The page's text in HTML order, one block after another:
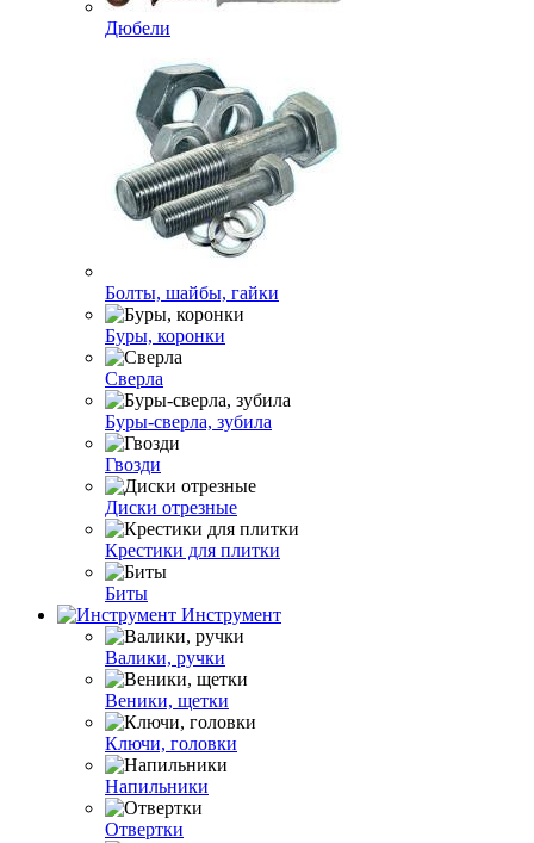
Дюбели
Болты, шайбы, гайки
Буры, коронки
Сверла
Буры-сверла, зубила
Гвозди
Диски отрезные
Крестики для плитки
Биты
Инструмент
Валики, ручки
Веники, щетки
Ключи, головки
Напильники
Отвертки